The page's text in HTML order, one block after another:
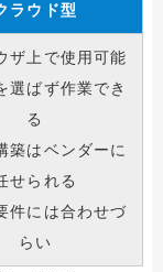
ラウド型
ザ上で使用可能
選ばず作業でき
る
築はベンダーに
せられる
件には合わせづ
らい